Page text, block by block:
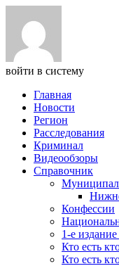
войти в систему
Главная
Новости
Регион
Расследования
Криминал
Видеообзоры
Справочник
Конфессии
1-е
Кто есть
Кто есть